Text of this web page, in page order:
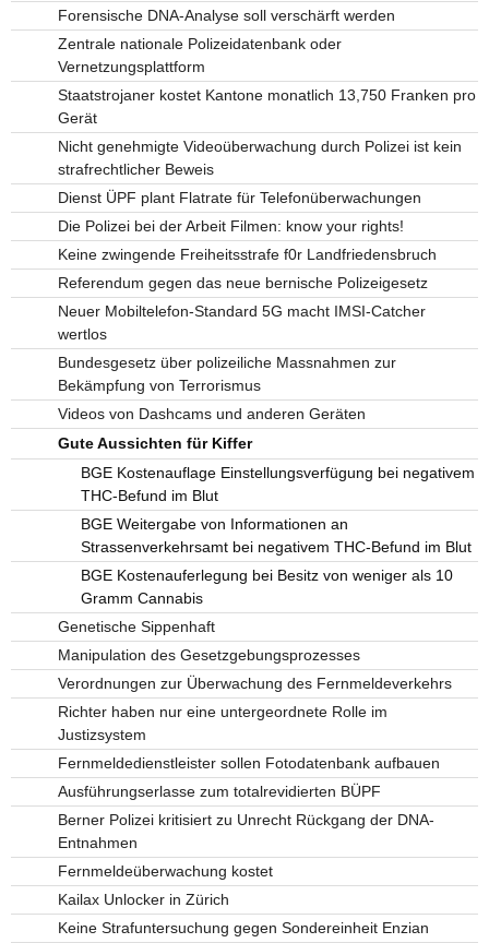
Forensische DNA-Analyse soll verschärft werden
Zentrale nationale Polizeidatenbank oder
Vernetzungsplattform
Staatstrojaner kostet Kantone monatlich 13,750 Franken pro
Gerät
Nicht genehmigte Videoüberwachung durch Polizei ist kein
strafrechtlicher Beweis
Dienst ÜPF plant Flatrate für Telefonüberwachungen
Die Polizei bei der Arbeit Filmen: know your rights!
Keine zwingende Freiheitsstrafe f0r Landfriedensbruch
Referendum gegen das neue bernische Polizeigesetz
Neuer Mobiltelefon-Standard 5G macht IMSI-Catcher
wertlos
Bundesgesetz über polizeiliche Massnahmen zur
Bekämpfung von Terrorismus
Videos von Dashcams und anderen Geräten
Gute Aussichten für Kiffer
BGE Kostenauflage Einstellungsverfügung bei negativem
THC-Befund im Blut
BGE Weitergabe von Informationen an
Strassenverkehrsamt bei negativem THC-Befund im Blut
BGE Kostenauferlegung bei Besitz von weniger als 10
Gramm Cannabis
Genetische Sippenhaft
Manipulation des Gesetzgebungsprozesses
Verordnungen zur Überwachung des Fernmeldeverkehrs
Richter haben nur eine untergeordnete Rolle im
Justizsystem
Fernmeldedienstleister sollen Fotodatenbank aufbauen
Ausführungserlasse zum totalrevidierten BÜPF
Berner Polizei kritisiert zu Unrecht Rückgang der DNA-
Entnahmen
Fernmeldeüberwachung kostet
Kailax Unlocker in Zürich
Keine Strafuntersuchung gegen Sondereinheit Enzian